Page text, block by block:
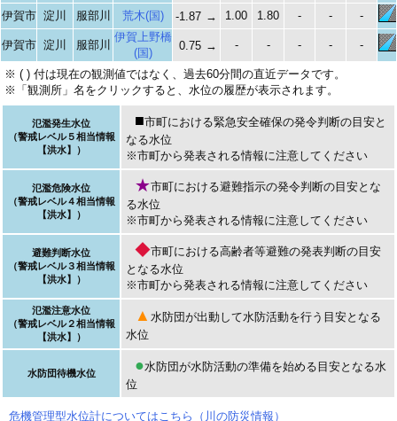
伊賀市 淀川 服部川 荒木(国) -1.87 → 1.00 1.80 - - -
伊賀市 淀川 服部川
伊賀上野橋
(国)
0.75 → - - - - -
※ ( ) 付は現在の観測値ではなく、過去60分間の直近データです。
※「観測所」名をクリックすると、水位の履歴が表示されます。
氾濫発生水位
（警戒レベル５相当情報
【洪水】）
■市町における緊急安全確保の発令判断の目安と
なる水位
※市町から発表される情報に注意してください
氾濫危険水位
（警戒レベル４相当情報
【洪水】）
★市町における避難指示の発令判断の目安とな
る水位
※市町から発表される情報に注意してください
避難判断水位
（警戒レベル３相当情報
【洪水】）
◆市町における高齢者等避難の発表判断の目安
となる水位
※市町から発表される情報に注意してください
氾濫注意水位
（警戒レベル２相当情報
【洪水】）
▲ 水防団が出動して水防活動を行う目安となる
水位
水防団待機水位 ●水防団が水防活動の準備を始める目安となる水
位
危機管理型水位計についてはこちら（川の防災情報）